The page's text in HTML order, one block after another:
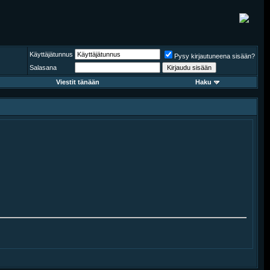
Käyttäjätunnus
Pysy kirjautuneena sisään?
Salasana
Viestit tänään Haku